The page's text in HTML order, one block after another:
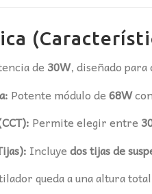
de 30W, diseñado
Potente módulo de68W
Permite elegir entre
Incluyedos tijas de
queda a una altura